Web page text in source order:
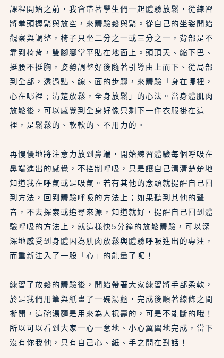
課程開始之前，我會帶著學生們一起體驗放鬆，從練習
將拳頭握緊與放空，來體驗鬆與緊。從自己的坐姿開始
觀察與調整，椅子只坐二分之一或三分之一，背部是不
靠到椅背，雙腳腳掌平貼在地面上。頭頂天、縮下巴、
挺腰不挺胸，姿勢調整好後隨著引導由上而下、從局部
到全部，透過點、線、面的步驟，來體驗「身在哪裡，
心在哪裡﹔清楚放鬆，全身放鬆」的心法。當身體肌肉
放鬆後，可以感覺到全身好像只剩下一件衣服掛在這
裡，是鬆鬆的、軟軟的、不用力的。
再慢慢地將注意力放到鼻端，開始練習體驗每個呼吸在
鼻端進出的感覺，不控制呼吸，只是讓自己清清楚楚地
知道我在呼氣或是吸氣。若有其他的念頭就提醒自己回
到方法，回到體驗呼吸的方法上；如果聽到其他的聲
音，不去探索或追尋來源，知道就好，提醒自己回到體
驗呼吸的方法上，就這樣快5分鐘的放鬆體驗，可以深
深地感受到身體因為肌肉放鬆與體驗呼吸進出的專注，
而重新注入了一股「心」的能量了呢！
練習了放鬆的體驗後，開始帶著大家練習將手部柔軟，
於是我們用筆與紙畫了一碗湯麵，完成後順著線條之間
撕開，這碗湯麵是用來為人祝壽的，可是不能斷的哦！
所以可以看到大家一心一意地、小心翼翼地完成，當下
沒有你我他，只有自己心、紙、手之間在對話！